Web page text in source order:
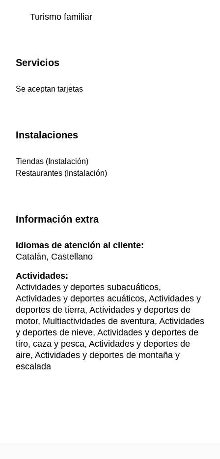
Turismo familiar
Servicios
Se aceptan tarjetas
Instalaciones
Tiendas (Instalación)
Restaurantes (Instalación)
Información extra
Idiomas de atención al cliente:
Catalán, Castellano
Actividades:
Actividades y deportes subacuáticos,
Actividades y deportes acuáticos, Actividades y
deportes de tierra, Actividades y deportes de
motor, Multiactividades de aventura, Actividades
y deportes de nieve, Actividades y deportes de
tiro, caza y pesca, Actividades y deportes de
aire, Actividades y deportes de montaña y
escalada